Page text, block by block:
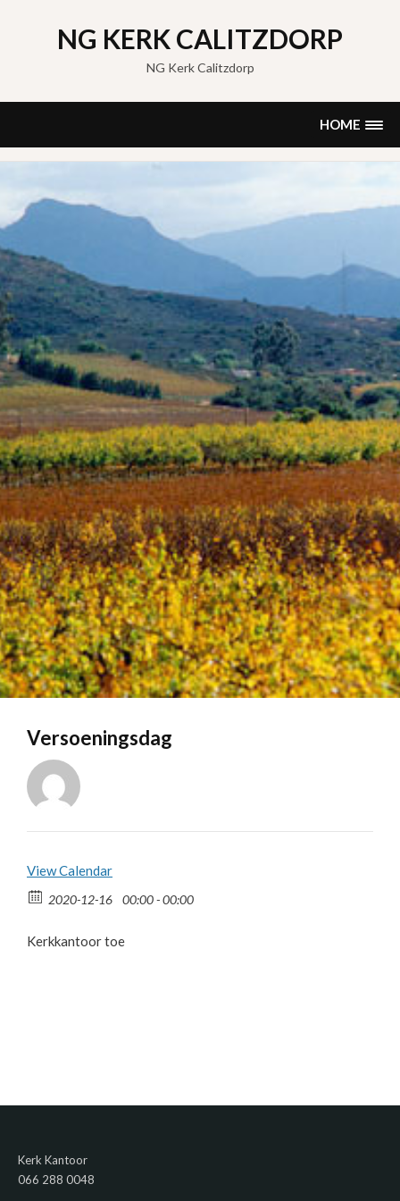
content
NG KERK CALITZDORP
NG Kerk Calitzdorp
HOME
Versoeningsdag
View Calendar
2020-12-16 00:00 - 00:00
Kerkkantoor toe
Kerk Kantoor
066 288 0048